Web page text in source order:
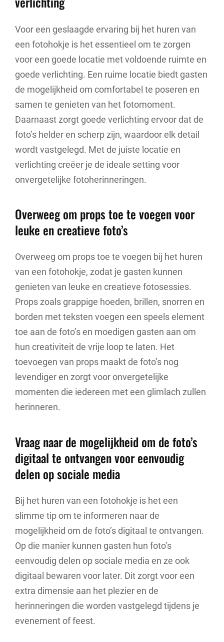
Voor een geslaagde ervaring bij het huren van
een fotohokje is het essentieel om te zorgen
voor een goede locatie met voldoende ruimte en
goede verlichting. Een ruime locatie biedt gasten
de mogelijkheid om comfortabel te poseren en
samen te genieten van het fotomoment.
Daarnaast zorgt goede verlichting ervoor dat de
foto’s helder en scherp zijn, waardoor elk detail
wordt vastgelegd. Met de juiste locatie en
verlichting creëer je de ideale setting voor
onvergetelijke fotoherinneringen.
Overweeg om props toe te voegen voor
leuke en creatieve foto’s
Overweeg om props toe te voegen bij het huren
van een fotohokje, zodat je gasten kunnen
genieten van leuke en creatieve fotosessies.
Props zoals grappige hoeden, brillen, snorren en
borden met teksten voegen een speels element
toe aan de foto’s en moedigen gasten aan om
hun creativiteit de vrije loop te laten. Het
toevoegen van props maakt de foto’s nog
levendiger en zorgt voor onvergetelijke
momenten die iedereen met een glimlach zullen
herinneren.
Vraag naar de mogelijkheid om de foto’s
digitaal te ontvangen voor eenvoudig
delen op sociale media
Bij het huren van een fotohokje is het een
slimme tip om te informeren naar de
mogelijkheid om de foto’s digitaal te ontvangen.
Op die manier kunnen gasten hun foto’s
eenvoudig delen op sociale media en ze ook
digitaal bewaren voor later. Dit zorgt voor een
extra dimensie aan het plezier en de
herinneringen die worden vastgelegd tijdens je
evenement of feest.